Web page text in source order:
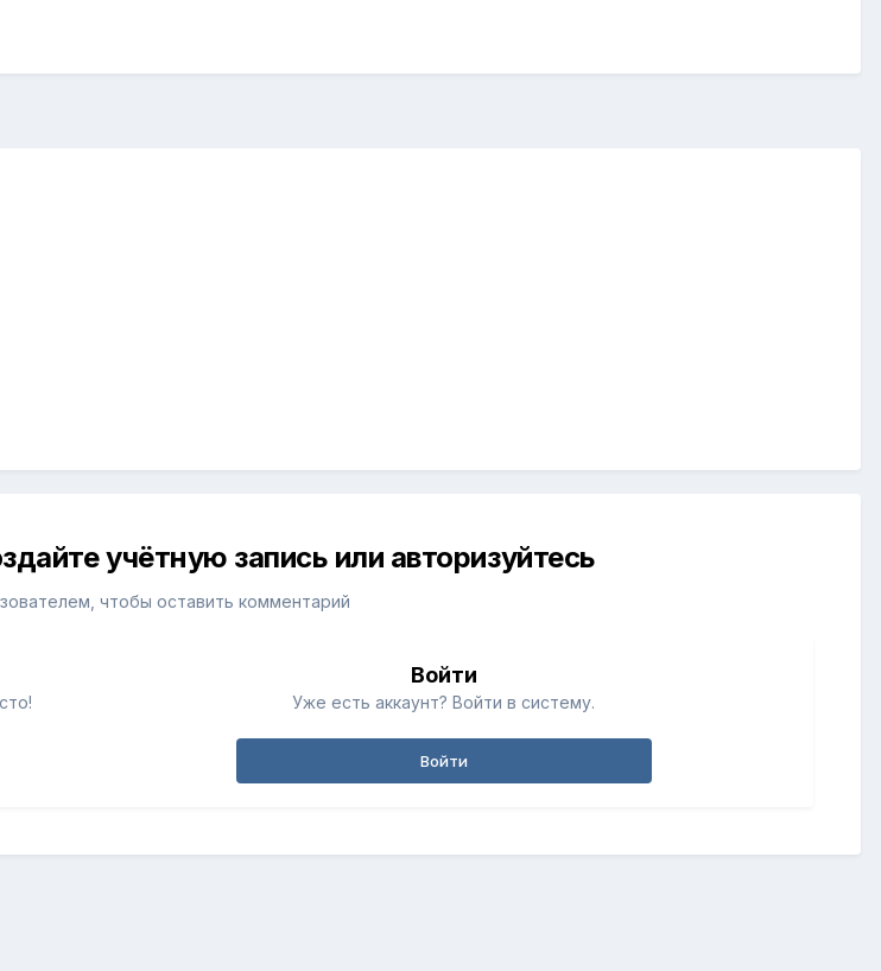
учётную запись или авторизуйтесь
чтобы оставить комментарий
Войти
Уже есть аккаунт? Войти в систему.
Войти